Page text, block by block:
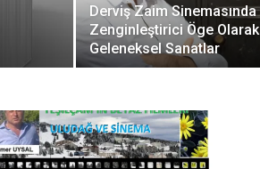
Derviş Zaim Sinemasında
Zenginleştirici Öge Olarak
Geleneksel Sanatlar